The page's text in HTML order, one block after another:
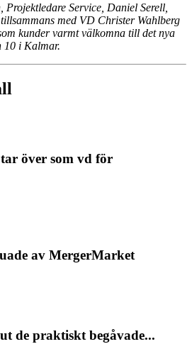
Service, Daniel Serell,
med VD Christer Wahlberg
kunder varmt välkomna till det nya
10 i Kalmar.
över som vd för
av MergerMarket
de praktiskt begåvade...